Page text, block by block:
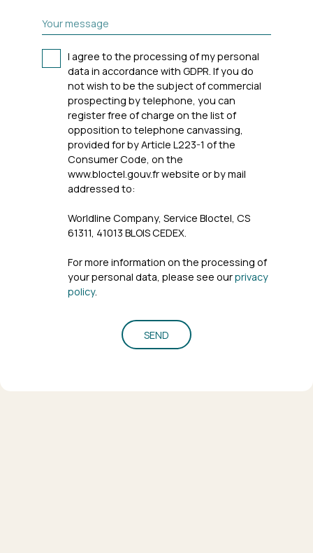
Your message
I agree to the processing of my personal
data in accordance with GDPR. If you do
not wish to be the subject of commercial
prospecting by telephone, you can
register free of charge on the list of
opposition to telephone canvassing,
provided for by Article L223-1 of the
Consumer Code, on the
www.bloctel.gouv.fr website or by mail
addressed to:
Worldline Company, Service Bloctel, CS
61311, 41013 BLOIS CEDEX.
For more information on the processing of
your personal data, please see ourprivacy
policy.
SEND